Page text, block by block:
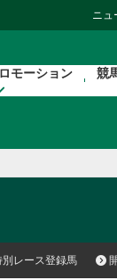
ニュ
モーション 競
別レース登録馬